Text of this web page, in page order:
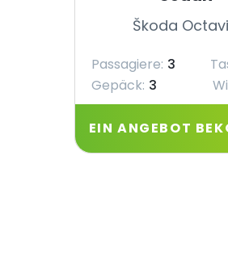
Škoda
Passagiere: 3
Gepäck: 3
EIN ANGEBOT